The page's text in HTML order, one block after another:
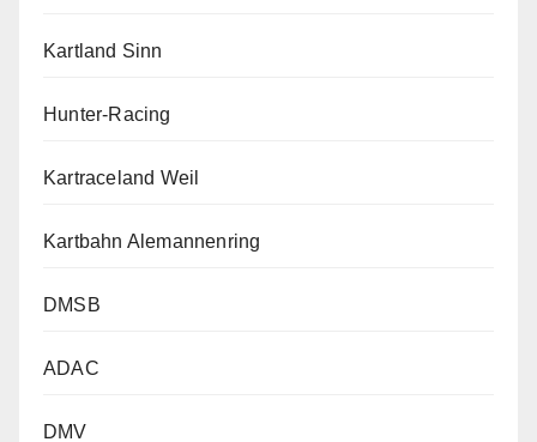
Kartland Sinn
Hunter-Racing
Kartraceland Weil
Kartbahn Alemannenring
DMSB
ADAC
DMV